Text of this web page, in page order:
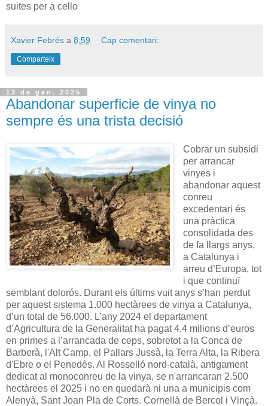
suites per a cello
Xavier Febrés a 8:59 Cap comentari:
Comparteix
13 de gen. 2025
Abandonar superficie de vinya no
sempre és una trista decisió
Cobrar un subsidi
per arrancar
vinyes i
abandonar aquest
conreu
excedentari és
una pràctica
consolidada des
de fa llargs anys,
a Catalunya i
arreu d’Europa, tot
i que continuï
semblant dolorós. Durant els últims vuit anys s’han perdut
per aquest sistema 1.000 hectàrees de vinya a Catalunya,
d’un total de 56.000. L’any 2024 el departament
d’Agricultura de la Generalitat ha pagat 4,4 milions d’euros
en primes a l’arrancada de ceps, sobretot a la Conca de
Barberà, l'Alt Camp, el Pallars Jussà, la Terra Alta, la Ribera
d'Ebre o el Penedès. Al Rosselló nord-català, antigament
dedicat al monoconreu de la vinya, se n'arrancaran 2.500
hectàrees el 2025 i no en quedarà ni una a municipis com
Alenyà, Sant Joan Pla de Corts. Cornellà de Bercol i Vinçà.